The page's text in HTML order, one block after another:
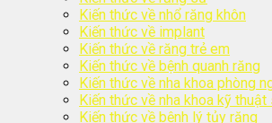
Kiến thức về nhổ răng khôn
Kiến thức về implant
Kiến thức về răng trẻ em
Kiến thức về bệnh quanh răng
Kiến thức về nha khoa phòng
Kiến thức về nha khoa kỹ thuật
Kiến thức về bệnh lý tủy răng